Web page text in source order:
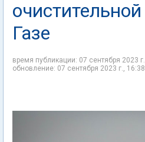
Газе
время публикации: 07 сентября 2023
обновление: 07 сентября 2023 г., 16:38